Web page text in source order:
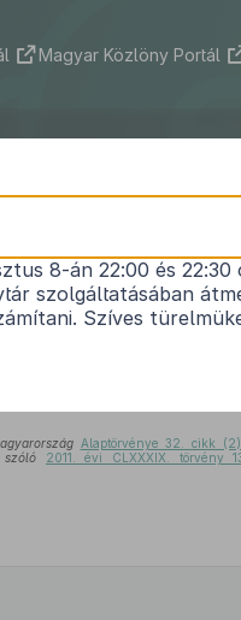
Magyar Közlöny Portál
területén lévő helyi
Alaptörvénye 32. cikk
szóló 2011. évi CLXXXIX. törvény
8-án 22:00 és
szolgáltatásában
Szíves